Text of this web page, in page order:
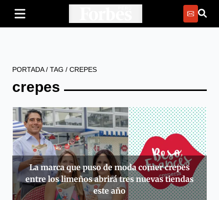
PORTADA/ TAG / CREPES
crepes
La marca que puso de moda comer crepes
entre los limeños abrirá tres nuevas tiendas
este año